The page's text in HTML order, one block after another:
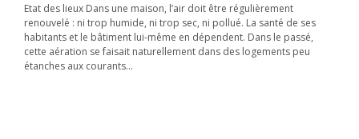
Etat des lieux Dans une maison, l’air doit être régulièrement
renouvelé : ni trop humide, ni trop sec, ni pollué. La santé de ses
habitants et le bâtiment lui-même en dépendent. Dans le passé,
cette aération se faisait naturellement dans des logements peu
étanches aux courants...